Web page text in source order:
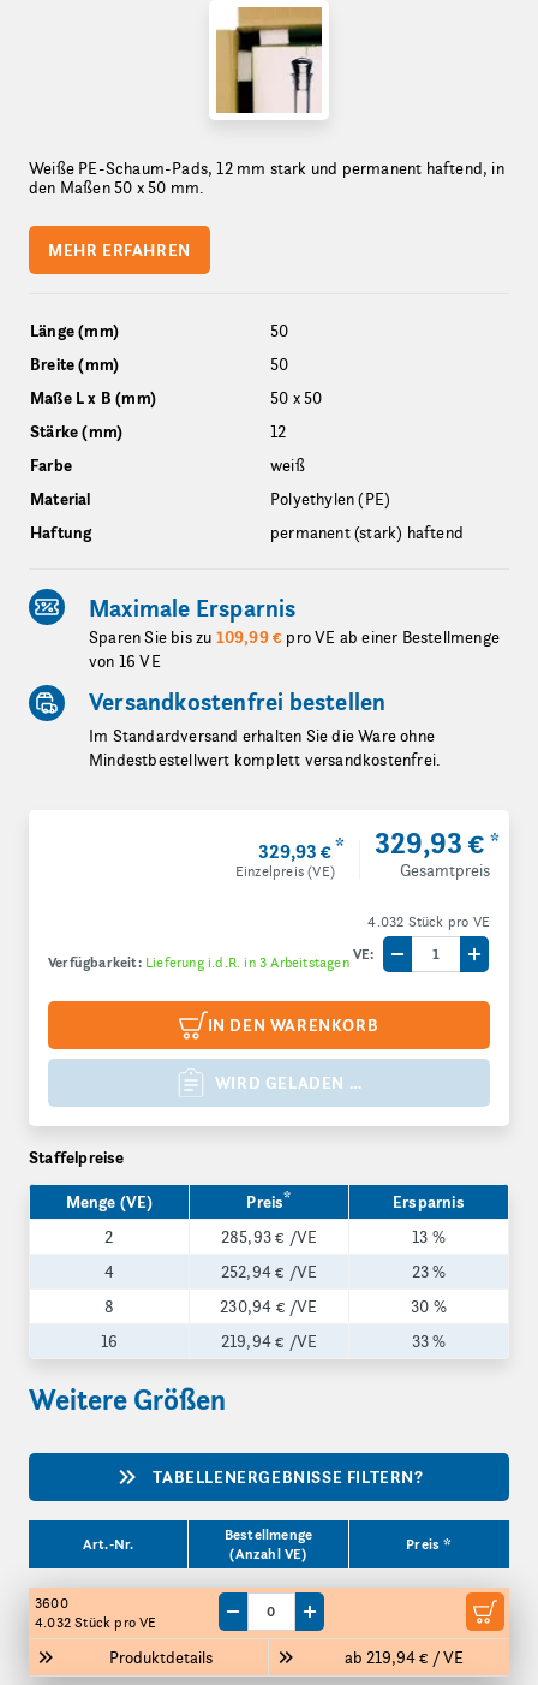
Weiße PE-Schaum-Pads, 12 mm stark und permanent haftend, in
den Maßen 50 x 50 mm.
MEHR ERFAHREN
Länge (mm)
50
Breite (mm)
50
Maße L x B (mm)
50 x 50
Stärke (mm)
12
Farbe
weiß
Material
Polyethylen (PE)
Haftung
permanent (stark) haftend
Maximale Ersparnis
Sparen Sie bis zu 109,99 € pro VE ab einer Bestellmenge
von 16 VE
Versandkostenfrei bestellen
Im Standardversand erhalten Sie die Ware ohne
Mindestbestellwert komplett versandkostenfrei.
329,93 €*
Einzelpreis (VE)
329,93 € *
Gesamtpreis
Verfügbarkeit: Lieferung i.d.R. in 3 Arbeitstagen
4.032 Stück pro VE
VE:
Menge um eine
Menge
IN DEN WARENKORB
WIRD GELADEN …
Staffelpreise
Menge (VE) Preis*
Ersparnis
2
285,93 € /VE
13 %
4
252,94 € /VE
23 %
8
230,94 € /VE
30 %
16
219,94 € /VE 33 %
Weitere Größen
TABELLENERGEBNISSE FILTERN?
Art.-Nr.
Bestellmenge
(Anzahl VE)
Preis *
3600
4.032 Stück pro VE
Produktdetails ab 219,94 € / VE
Menge um eine VE reduzieren
Menge um eine VE erhöhen